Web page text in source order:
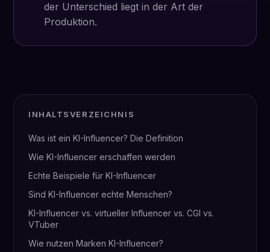
der Unterschied liegt in der Art der
Produktion.
INHALTSVERZEICHNIS
Was ist ein KI-Influencer? Die Definition
Wie KI-Influencer erschaffen werden
Echte Beispiele für KI-Influencer
Sind KI-Influencer echte Menschen?
KI-Influencer vs. virtueller Influencer vs. CGI vs.
VTuber
Wie nutzen Marken KI-Influencer?